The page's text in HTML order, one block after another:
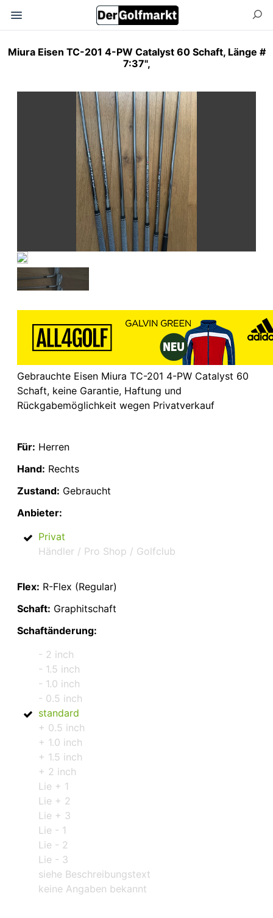
Miura Eisen TC-201 4-PW Catalyst 60 Schaft, Länge #
7:37",
Gebrauchte Eisen Miura TC-201 4-PW Catalyst 60
Schaft, keine Garantie, Haftung und
Rückgabemöglichkeit wegen Privatverkauf
Für: Herren
Hand: Rechts
Zustand: Gebraucht
Anbieter:
Privat
Händler / Pro Shop / Golfclub
Flex: R-Flex (Regular)
Schaft: Graphitschaft
Schaftänderung:
- 2 inch
- 1.5 inch
- 1.0 inch
- 0.5 inch
standard
+ 0.5 inch
+ 1.0 inch
+ 1.5 inch
+ 2 inch
Lie + 1
Lie + 2
Lie + 3
Lie - 1
Lie - 2
Lie - 3
siehe Beschreibungstext
keine Angaben bekannt